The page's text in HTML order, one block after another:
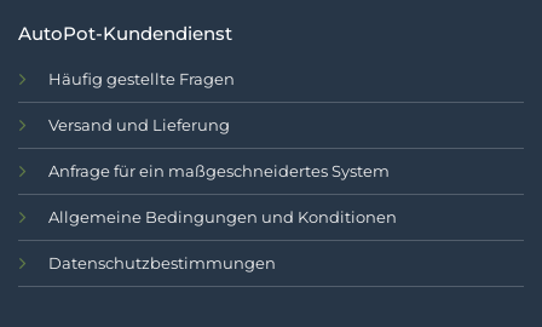
AutoPot-Kundendienst
Häufig gestellte Fragen
Versand und Lieferung
Anfrage für ein maßgeschneidertes System
Allgemeine Bedingungen und Konditionen
Datenschutzbestimmungen